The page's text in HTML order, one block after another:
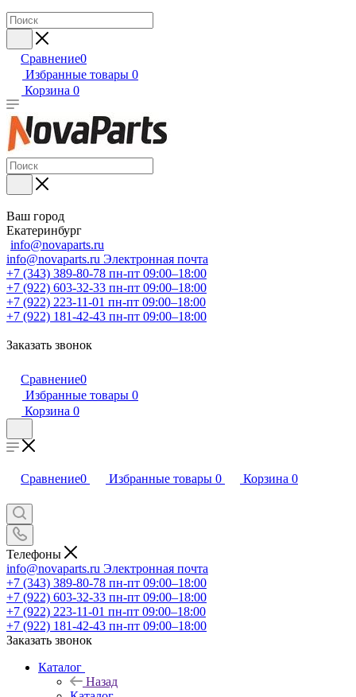
Сравнение0
Избранные товары 0
Корзина 0
Ваш город
Екатеринбург
info@novaparts.ru
info@novaparts.ru Электронная почта
+7 (343) 389-80-78 пн-пт 09:00–18:00
+7 (922) 603-32-33 пн-пт 09:00–18:00
+7 (922) 223-11-01 пн-пт 09:00–18:00
+7 (922) 181-42-43 пн-пт 09:00–18:00
Заказать звонок
Сравнение0
Избранные товары 0
Корзина 0
Сравнение0 Избранные товары 0 Корзина 0
Телефоны
info@novaparts.ru Электронная почта
+7 (343) 389-80-78 пн-пт 09:00–18:00
+7 (922) 603-32-33 пн-пт 09:00–18:00
+7 (922) 223-11-01 пн-пт 09:00–18:00
+7 (922) 181-42-43 пн-пт 09:00–18:00
Заказать звонок
Каталог
Назад